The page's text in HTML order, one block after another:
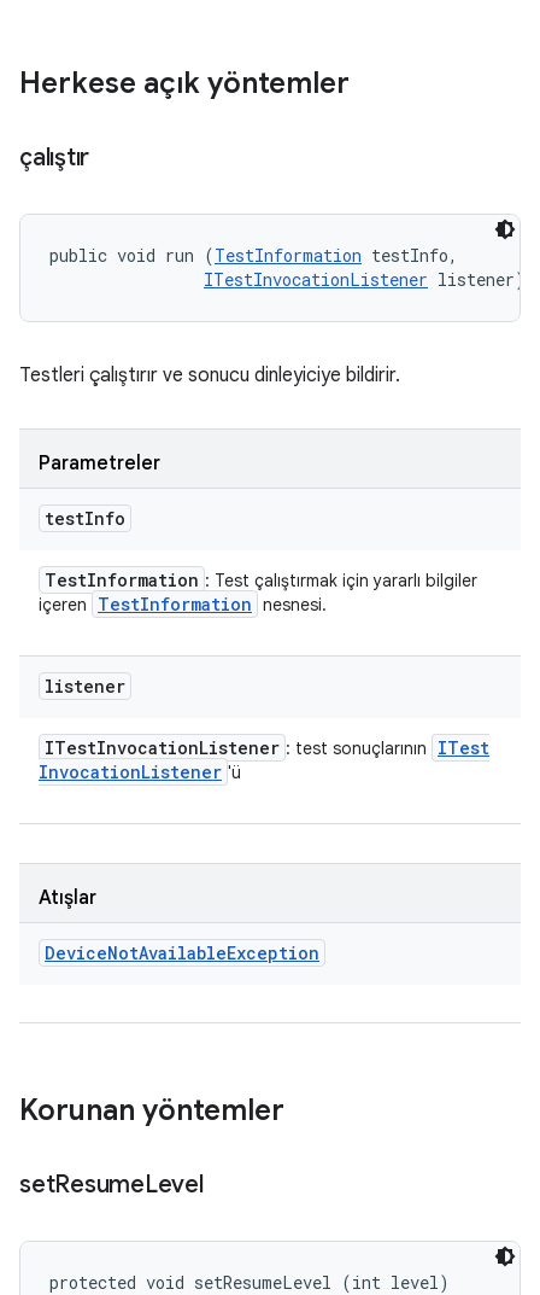
Herkese açık yöntemler
çalıştır
public void run (TestInformation testInfo,
ITestInvocationListener listener)
Testleri çalıştırır ve sonucu dinleyiciye bildirir.
Parametreler
testInfo
TestInformation : Test çalıştırmak için yararlı bilgiler
içeren
TestInformation nesnesi.
listener
ITestInvocationListener : test sonuçlarının
ITest
InvocationListener 'ü
Atışlar
DeviceNotAvailableException
Korunan yöntemler
setResumeLevel
protected void setResumeLevel (int level)